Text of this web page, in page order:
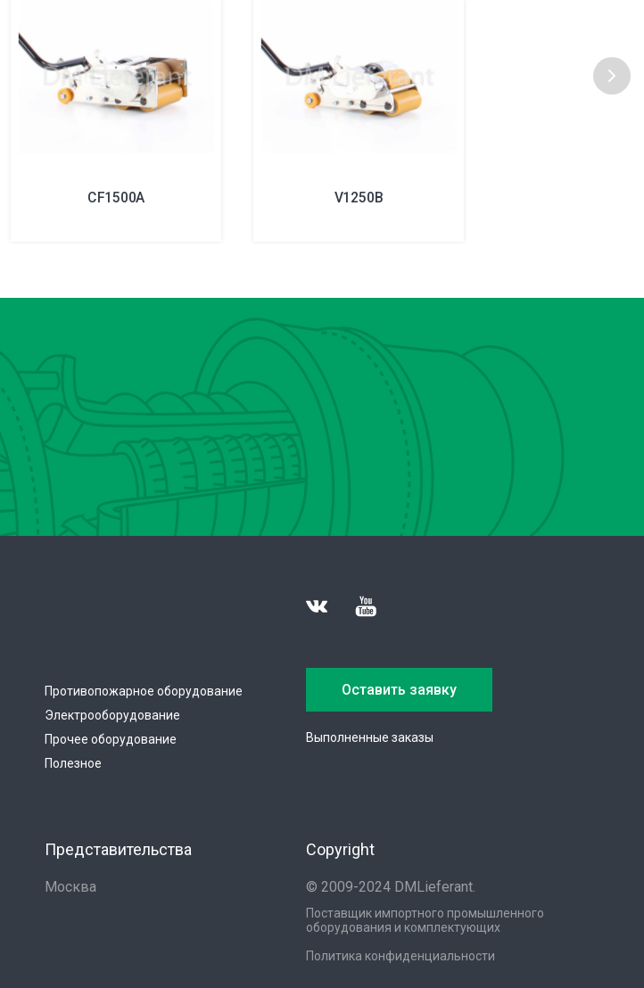
CF1500A V1250B
Противопожарное оборудование
Электрооборудование
Прочее оборудование
Полезное
Оставить заявку
Выполненные заказы
Представительства
Москва
Copyright
© 2009-2024 DMLieferant.
Поставщик импортного промышленного
оборудования и комплектующих
Политика конфиденциальности